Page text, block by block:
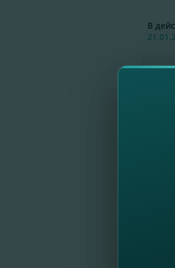
В
В